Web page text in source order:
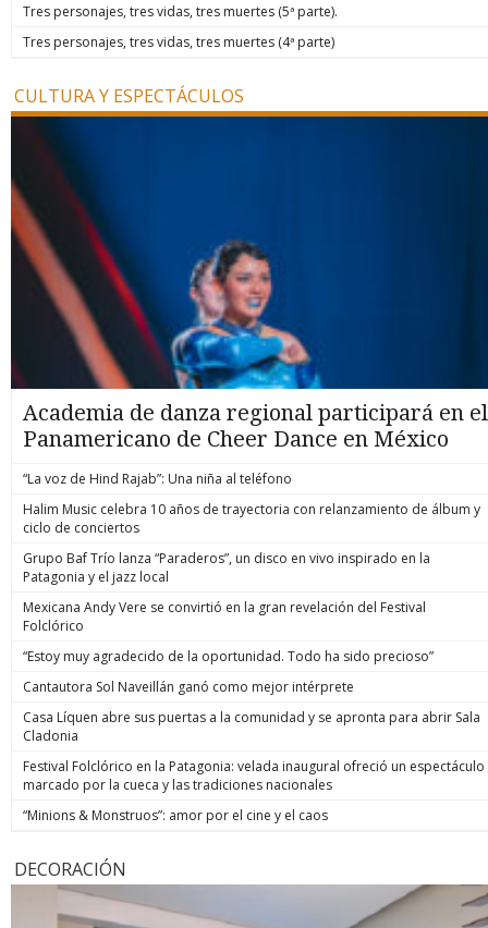
Tres personajes, tres vidas, tres muertes (5ª parte).
Tres personajes, tres vidas, tres muertes (4ª parte)
CULTURA Y ESPECTÁCULOS
Academia de danza regional participará en el
Panamericano de Cheer Dance en México
“La voz de Hind Rajab”: Una niña al teléfono
Halim Music celebra 10 años de trayectoria con relanzamiento de álbum y
ciclo de conciertos
Grupo Baf Trío lanza “Paraderos”, un disco en vivo inspirado en la
Patagonia y el jazz local
Mexicana Andy Vere se convirtió en la gran revelación del Festival
Folclórico
“Estoy muy agradecido de la oportunidad. Todo ha sido precioso”
Cantautora Sol Naveillán ganó como mejor intérprete
Casa Líquen abre sus puertas a la comunidad y se apronta para abrir Sala
Cladonia
Festival Folclórico en la Patagonia: velada inaugural ofreció un espectáculo
marcado por la cueca y las tradiciones nacionales
“Minions & Monstruos”: amor por el cine y el caos
DECORACIÓN